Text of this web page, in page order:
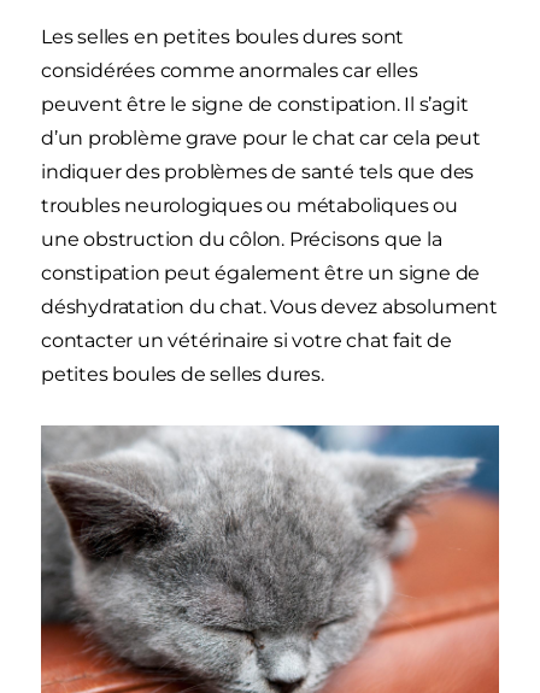
Les selles en petites boules dures sont
considérées comme anormales car elles
peuvent être le signe de constipation. Il s’agit
d’un problème grave pour le chat car cela peut
indiquer des problèmes de santé tels que des
troubles neurologiques ou métaboliques ou
une obstruction du côlon. Précisons que la
constipation peut également être un signe de
déshydratation du chat. Vous devez absolument
contacter un vétérinaire si votre chat fait de
petites boules de selles dures.